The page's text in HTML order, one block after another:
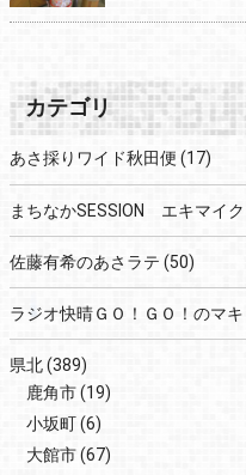
カテゴリ
あさ採りワイド秋田便 (17)
まちなかSESSION エキマイク
佐藤有希のあさラテ (50)
ラジオ快晴ＧＯ！ＧＯ！のマキ
県北(389)
鹿角市(19)
小坂町(6)
大館市(67)